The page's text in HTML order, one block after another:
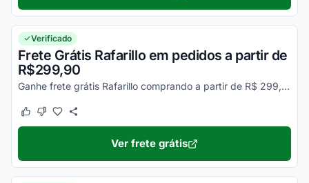
Verificado
Frete Grátis Rafarillo em pedidos a partir de
R$299,90
Ganhe frete grátis Rafarillo comprando a partir de R$ 299,90 no site oficial. Consulte condições e aproveite!
Este cupom funcionou
Este cupom não funcionou
Ver frete grátis